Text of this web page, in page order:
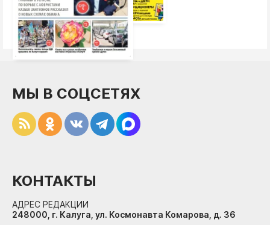
МЫ В СОЦСЕТЯХ
КОНТАКТЫ
АДРЕС РЕДАКЦИИ
248000, г. Калуга, ул. Космонавта Комарова, д. 36